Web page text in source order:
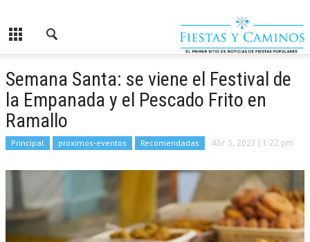
Semana Santa: se viene el Festival de
la Empanada y el Pescado Frito en
Ramallo
Principal proximos-eventos Recomendadas Abr 5, 2023 | 1:22 pm